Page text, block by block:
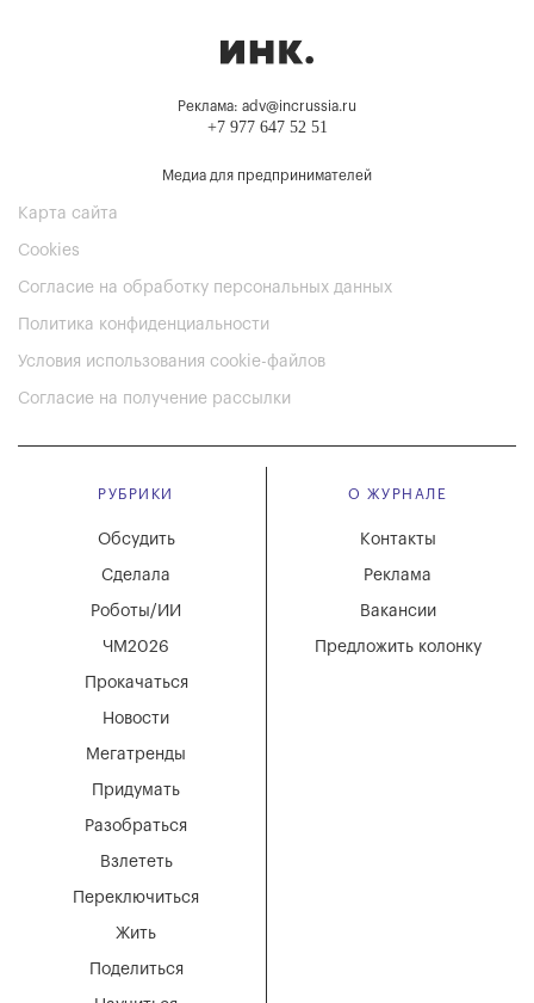
Реклама: adv@incrussia.ru
+7 977 647 52 51
Медиа для предпринимателей
Карта сайта
Cookies
Согласие на обработку персональных данных
Политика конфиденциальности
Условия использования cookie-файлов
Согласие на получение рассылки
РУБРИКИ
Мегатренды
Придумать
Разобраться
Взлететь
Новости
Переключиться
Жить
Поделиться
Обсудить
Сделала
Роботы/ИИ
ЧМ2026
Прокачаться
О ЖУРНАЛЕ
Вакансии
Реклама
Контакты
Предложить колонку